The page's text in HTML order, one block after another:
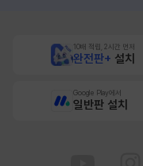
10배 적립, 2시간 먼저
완전판+ 설치
Google Play에서
일반판 설치